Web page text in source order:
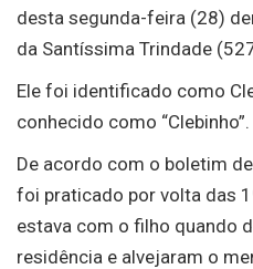
desta segunda-feira (28)
da Santíssima Trindade
Ele foi identificado como
conhecido como “Clebinho”.
De acordo com o boletim
foi praticado por volta das
estava com o filho quando
residência e alvejaram o